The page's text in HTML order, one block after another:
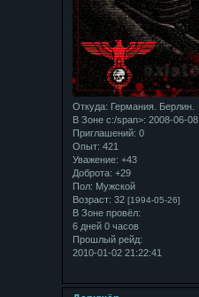
Откуда: Германия. Берлин.
В Зоне с:/span>: 2008-06-08
Приглашений: 0
Опыт: 421
Уважение: +43
Доброта: +29
Пол: Мужской
Возраст: 32 [1994-05-26]
В Зоне провёл:
6 дней 0 часов
Прошлый рейд:
2010-01-02 21:22:41